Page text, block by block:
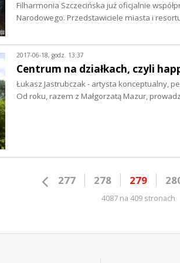
Filharmonia Szczecińska już oficjalnie
Narodowego. Przedstawiciele miasta i
2017-06-18, godz. 13:37
Centrum na działkach, czyli
Łukasz Jastrubczak - artysta konceptualny,
Od roku, razem z Małgorzatą Mazur,
277 278 279
4087 na 409 stronach